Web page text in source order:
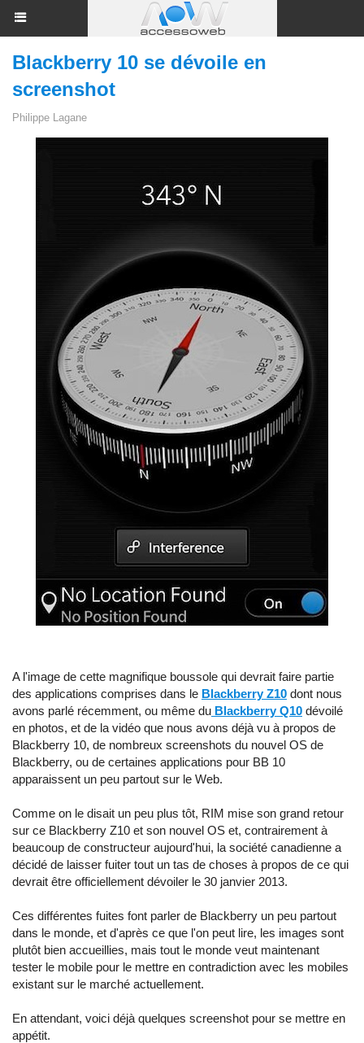
Blackberry 10 se dévoile en
screenshot
Philippe Lagane
A l'image de cette magnifique boussole qui devrait faire partie
des applications comprises dans le Blackberry Z10 dont nous
avons parlé récemment, ou même du Blackberry Q10 dévoilé
en photos, et de la vidéo que nous avons déjà vu à propos de
Blackberry 10, de nombreux screenshots du nouvel OS de
Blackberry, ou de certaines applications pour BB 10
apparaissent un peu partout sur le Web.
Comme on le disait un peu plus tôt, RIM mise son grand retour
sur ce Blackberry Z10 et son nouvel OS et, contrairement à
beaucoup de constructeur aujourd'hui, la société canadienne a
décidé de laisser fuiter tout un tas de choses à propos de ce qui
devrait être officiellement dévoiler le 30 janvier 2013.
Ces différentes fuites font parler de Blackberry un peu partout
dans le monde, et d'après ce que l'on peut lire, les images sont
plutôt bien accueillies, mais tout le monde veut maintenant
tester le mobile pour le mettre en contradiction avec les mobiles
existant sur le marché actuellement.
En attendant, voici déjà quelques screenshot pour se mettre en
appétit.